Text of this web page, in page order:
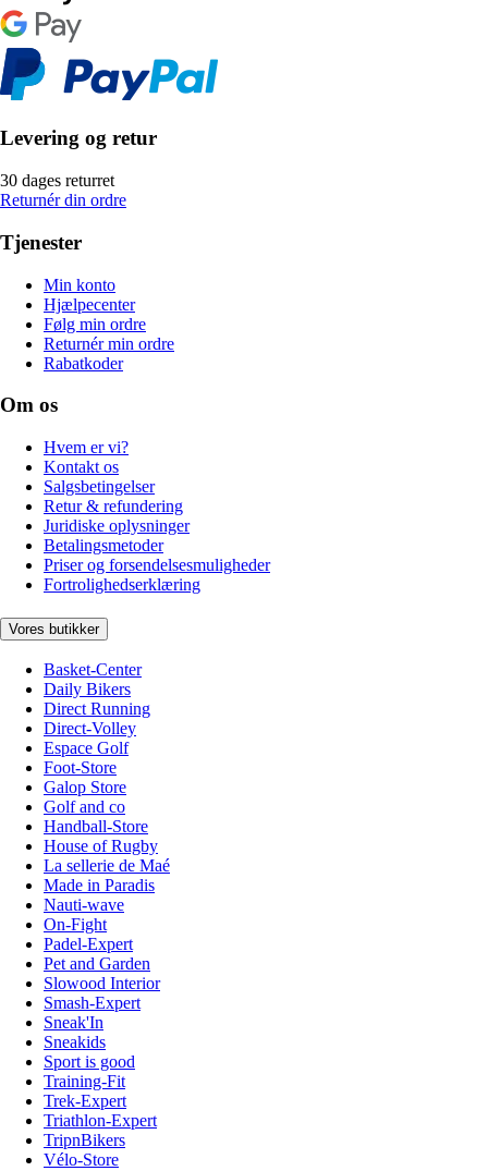
Levering og retur
30 dages returret
Returnér din ordre
Tjenester
Min konto
Hjælpecenter
Følg min ordre
Returnér min ordre
Rabatkoder
Om os
Hvem er vi?
Kontakt os
Salgsbetingelser
Retur & refundering
Juridiske oplysninger
Betalingsmetoder
Priser og forsendelsesmuligheder
Fortrolighedserklæring
Vores butikker
Basket-Center
Daily Bikers
Direct Running
Direct-Volley
Espace Golf
Foot-Store
Galop Store
Golf and co
Handball-Store
House of Rugby
La sellerie de Maé
Made in Paradis
Nauti-wave
On-Fight
Padel-Expert
Pet and Garden
Slowood Interior
Smash-Expert
Sneak'In
Sneakids
Sport is good
Training-Fit
Trek-Expert
Triathlon-Expert
TripnBikers
Vélo-Store